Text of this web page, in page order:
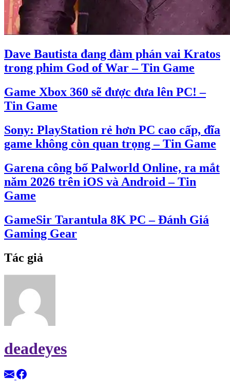
Dave Bautista đang đàm phán vai Kratos
trong phim God of War – Tin Game
Game Xbox 360 sẽ được đưa lên PC! –
Tin Game
Sony: PlayStation rẻ hơn PC cao cấp, đĩa
game không còn quan trọng – Tin Game
Garena công bố Palworld Online, ra mắt
năm 2026 trên iOS và Android – Tin
Game
GameSir Tarantula 8K PC – Đánh Giá
Gaming Gear
Tác giả
deadeyes